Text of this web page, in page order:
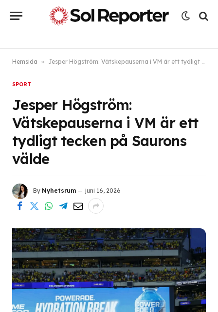
Hemsida » Jesper Högström: Vätskepauserna i VM är ett tydligt tecken på Saurons välde
SPORT
Jesper Högström:
Vätskepauserna i VM är ett
tydligt tecken på Saurons
välde
By Nyhetsrum juni 16, 2026